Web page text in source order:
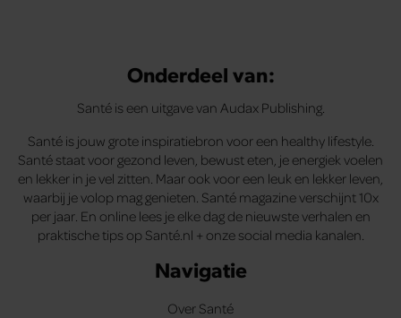
Onderdeel van:
Santé is een uitgave van Audax Publishing.
Santé is jouw grote inspiratiebron voor een healthy lifestyle.
Santé staat voor gezond leven, bewust eten, je energiek voelen
en lekker in je vel zitten. Maar ook voor een leuk en lekker leven,
waarbij je volop mag genieten. Santé magazine verschijnt 10x
per jaar. En online lees je elke dag de nieuwste verhalen en
praktische tips op Santé.nl + onze social media kanalen.
Navigatie
Over Santé